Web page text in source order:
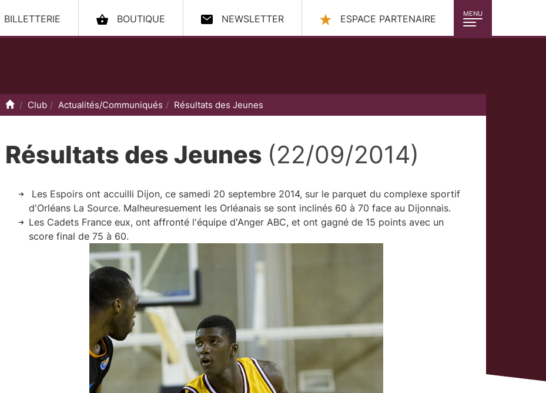
MENU
BILLETTERIE BOUTIQUE NEWSLETTER ESPACE PARTENAIRE
Accueil
Club Actualités/Communiqués Résultats des Jeunes
Résultats des Jeunes (22/09/2014)
Les Espoirs ont accuilli Dijon, ce samedi 20 septembre 2014, sur le parquet du complexe sportif
d'Orléans La Source. Malheuresuement les Orléanais se sont inclinés 60 à 70 face au Dijonnais.
Les Cadets France eux, ont affronté l'équipe d'Anger ABC, et ont gagné de 15 points avec un
score final de 75 à 60.